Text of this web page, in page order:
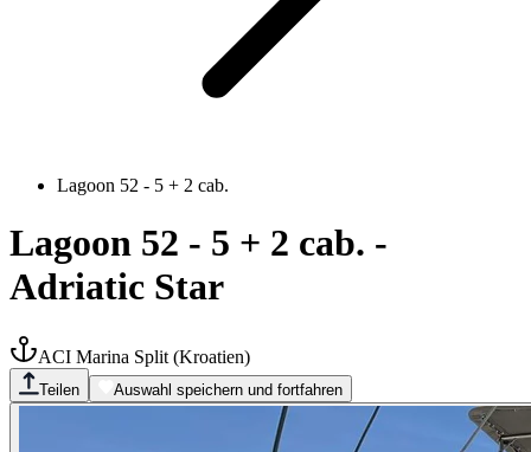
Lagoon 52 - 5 + 2 cab.
Lagoon 52 - 5 + 2 cab. -
Adriatic Star
ACI Marina Split (Kroatien)
Teilen Auswahl speichern und fortfahren